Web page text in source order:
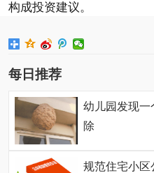
构成投资建议。
每日推荐
幼儿园发现一
除
规范住宅小区